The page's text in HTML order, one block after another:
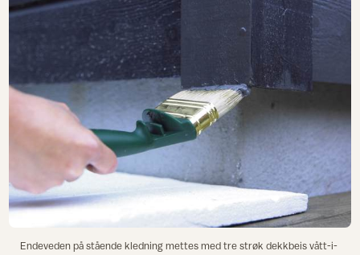
Endeveden på stående kledning mettes med tre strøk dekkbeis vått-i-